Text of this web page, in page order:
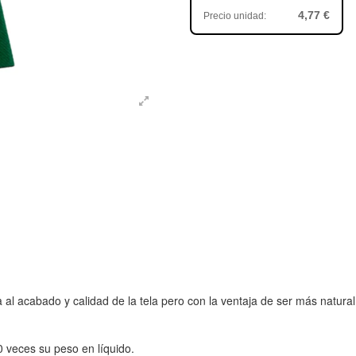
Precio unidad: 4,77 €
acabado y calidad de la tela pero con la ventaja de ser más
veces su peso en líquido.